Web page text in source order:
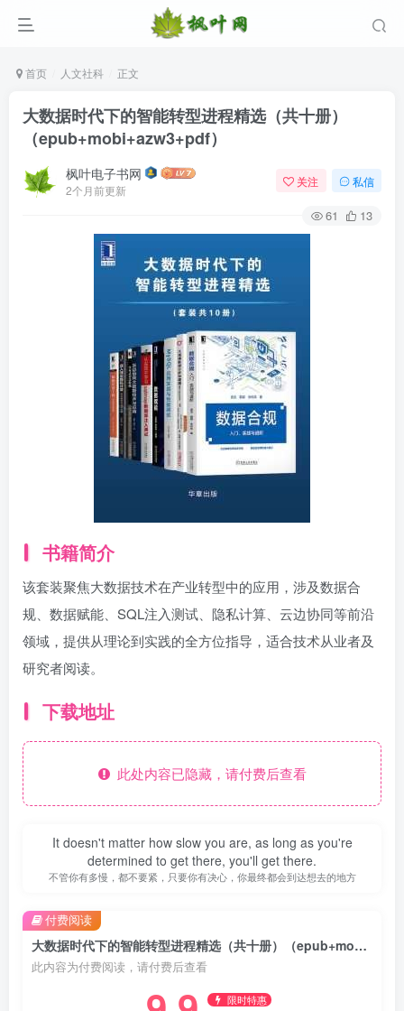
首页 人文社科 正文
大数据时代下的智能转型进程精选（共十册）
（epub+mobi+azw3+pdf）
枫叶电子书网
2个月前更新
关注 私信
61 13
书籍简介
该套装聚焦大数据技术在产业转型中的应用，涉及数据合
规、数据赋能、SQL注入测试、隐私计算、云边协同等前沿
领域，提供从理论到实践的全方位指导，适合技术从业者及
研究者阅读。
下载地址
此处内容已隐藏，请付费后查看
It doesn't matter how slow you are, as long as you're
determined to get there, you'll get there.
不管你有多慢，都不要紧，只要你有决心，你最终都会到达想去的地方
大数据时代下的智能转型进程精选（共十册）（epub+mobi+azw3+pdf）
此内容为付费阅读，请付费后查看
限时特惠
付费阅读